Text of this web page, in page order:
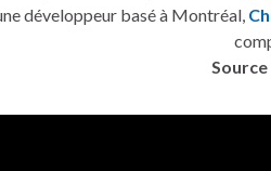
développeur basé à Montréal,
Source